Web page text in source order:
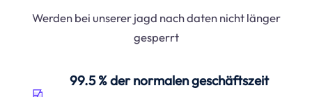
Werden bei unserer jagd nach daten nicht länger
gesperrt
99.5 % der normalen geschäftszeit